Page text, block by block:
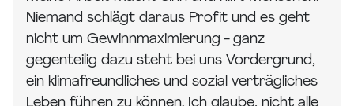
Niemand schlägt daraus Profit und es geht
nicht um Gewinnmaximierung - ganz
gegenteilig dazu steht bei uns Vordergrund,
ein klimafreundliches und sozial verträgliches